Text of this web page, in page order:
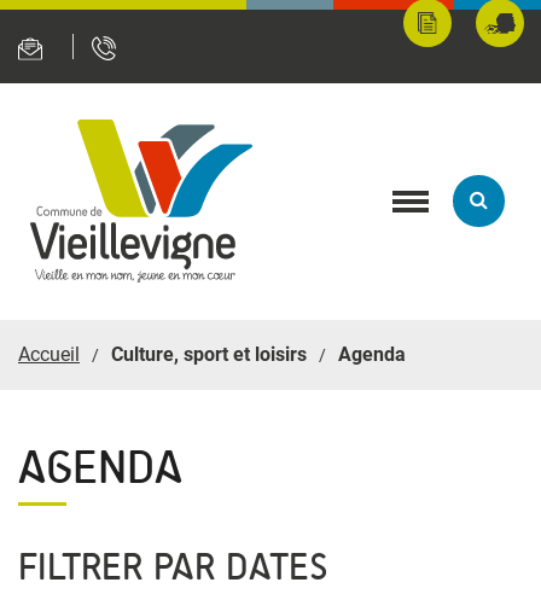
Mes
démarches
Toggle
Accueil Culture, sport et loisirs Agenda
AGENDA
FILTRER PAR DATES
Panneau de gestion des cookies